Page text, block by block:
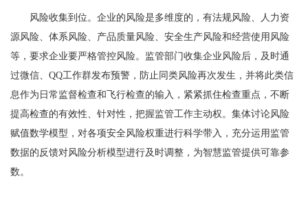
风险收集到位。企业的风险是多维度的，有法规风险、人力资
源风险、体系风险、产品质量风险、安全生产风险和经营使用风险
等，要求企业要严格管控风险。监管部门收集企业风险后，及时通
过微信、QQ工作群发布预警，防止同类风险再次发生，并将此类信
息作为日常监督检查和飞行检查的输入，紧紧抓住检查重点，不断
提高检查的有效性、针对性，把握监管工作主动权。集体讨论风险
赋值数学模型，对各项安全风险权重进行科学带入，充分运用监管
数据的反馈对风险分析模型进行及时调整，为智慧监管提供可靠参
数。